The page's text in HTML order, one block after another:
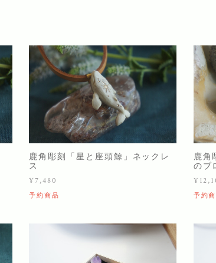
鹿角彫刻「星と座頭鯨」ネックレ
ス
¥7,480
予約商品
鹿角
のブ
予約